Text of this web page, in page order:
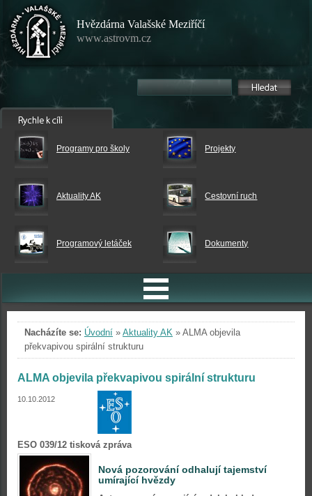
Hvězdárna Valašské Meziříčí
www.astrovm.cz
Programy pro školy Projekty
Aktuality AK Cestovní ruch
Programový letáček Dokumenty
Nacházíte se: Úvodní » Aktuality AK » ALMA objevila
překvapivou spirální strukturu
ALMA objevila překvapivou spirální strukturu
10.10.2012
ESO 039/12 tisková zpráva
Nová pozorování odhalují tajemství
umírající hvězdy